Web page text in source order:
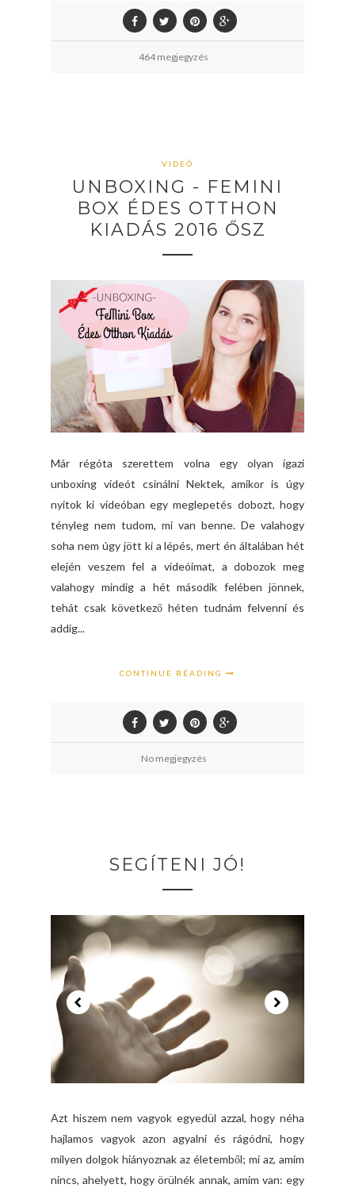
464 megjegyzés
VIDEÓ
UNBOXING - FEMINI
BOX ÉDES OTTHON
KIADÁS 2016 ŐSZ
Már régóta szerettem volna egy olyan igazi
unboxing videót csinálni Nektek, amikor is úgy
nyitok ki videóban egy meglepetés dobozt, hogy
tényleg nem tudom, mi van benne. De valahogy
soha nem úgy jött ki a lépés, mert én általában hét
elején veszem fel a videóimat, a dobozok meg
valahogy mindig a hét második felében jönnek,
tehát csak következő héten tudnám felvenni és
addig...
CONTINUE READING
No megjegyzés
SEGÍTENI JÓ!
Azt hiszem nem vagyok egyedül azzal, hogy néha
hajlamos vagyok azon agyalni és rágódni, hogy
milyen dolgok hiányoznak az életemből; mi az, amim
nincs, ahelyett, hogy örülnék annak, amim van: egy